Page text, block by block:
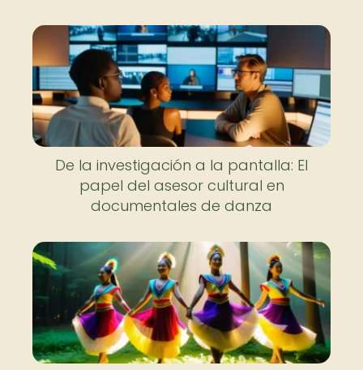
De la investigación a la pantalla: El
papel del asesor cultural en
documentales de danza